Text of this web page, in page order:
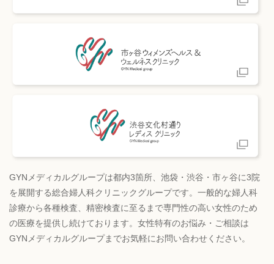
GYNメディカルグループは都内3箇所、池袋・渋谷・市ヶ谷に3院
を展開する総合婦人科クリニックグループです。一般的な婦人科
診療から各種検査、精密検査に至るまで専門性の高い女性のため
の医療を提供し続けております。女性特有のお悩み・ご相談は
GYNメディカルグループまでお気軽にお問い合わせください。